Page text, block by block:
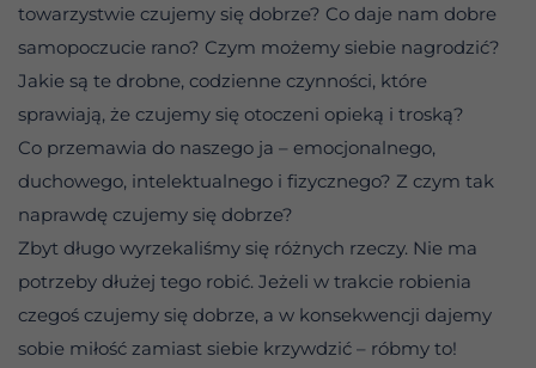
towarzystwie czujemy się dobrze? Co daje nam dobre
samopoczucie rano? Czym możemy siebie nagrodzić?
Jakie są te drobne, codzienne czynności, które
sprawiają, że czujemy się otoczeni opieką i troską?
Co przemawia do naszego ja – emocjonalnego,
duchowego, intelektualnego i fizycznego? Z czym tak
naprawdę czujemy się dobrze?
Zbyt długo wyrzekaliśmy się różnych rzeczy. Nie ma
potrzeby dłużej tego robić. Jeżeli w trakcie robienia
czegoś czujemy się dobrze, a w konsekwencji dajemy
sobie miłość zamiast siebie krzywdzić – róbmy to!